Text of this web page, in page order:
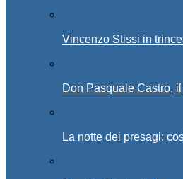
Vincenzo Stissi in
Don Pasquale Castro,
La notte dei presagi: